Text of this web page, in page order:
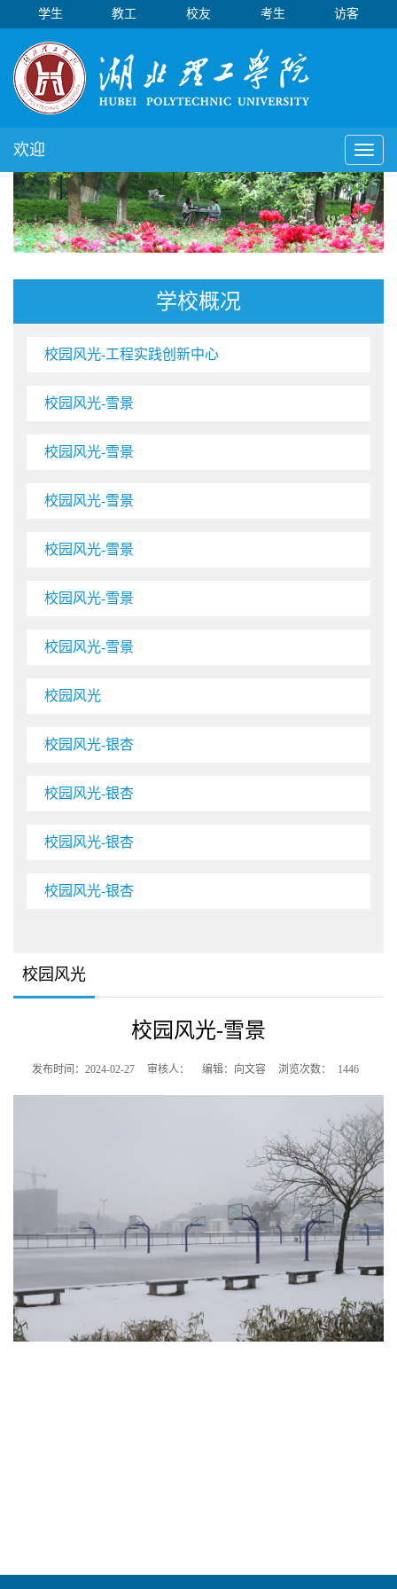
学生 教工 校友 考生 访客
Toggle
欢迎
学校概况
校园风光-工程实践创新中心
校园风光-雪景
校园风光-雪景
校园风光-雪景
校园风光-雪景
校园风光-雪景
校园风光-雪景
校园风光
校园风光-银杏
校园风光-银杏
校园风光-银杏
校园风光-银杏
校园风光
校园风光-雪景
发布时间：2024-02-27 审核人： 编辑：向文容 浏览次数： 1446